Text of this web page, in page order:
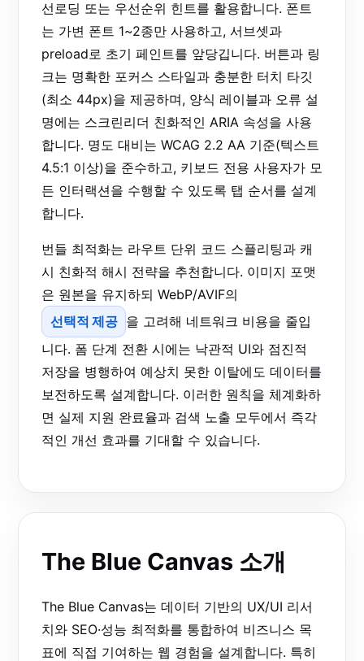
선로딩 또는 우선순위 힌트를 활용합니다. 폰트
는 가변 폰트 1~2종만 사용하고, 서브셋과
preload로 초기 페인트를 앞당깁니다. 버튼과 링
크는 명확한 포커스 스타일과 충분한 터치 타깃
(최소 44px)을 제공하며, 양식 레이블과 오류 설
명에는 스크린리더 친화적인 ARIA 속성을 사용
합니다. 명도 대비는 WCAG 2.2 AA 기준(텍스트
4.5:1 이상)을 준수하고, 키보드 전용 사용자가 모
든 인터랙션을 수행할 수 있도록 탭 순서를 설계
합니다.
번들 최적화는 라우트 단위 코드 스플리팅과 캐
시 친화적 해시 전략을 추천합니다. 이미지 포맷
은 원본을 유지하되 WebP/AVIF의
선택적 제공 을 고려해 네트워크 비용을 줄입
니다. 폼 단계 전환 시에는 낙관적 UI와 점진적
저장을 병행하여 예상치 못한 이탈에도 데이터를
보전하도록 설계합니다. 이러한 원칙을 체계화하
면 실제 지원 완료율과 검색 노출 모두에서 즉각
적인 개선 효과를 기대할 수 있습니다.
The Blue Canvas 소개
The Blue Canvas는 데이터 기반의 UX/UI 리서
치와 SEO·성능 최적화를 통합하여 비즈니스 목
표에 직접 기여하는 웹 경험을 설계합니다. 특히